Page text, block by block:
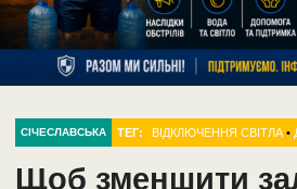
СІЧЕСЛАВСЬКА ТЕГ: ВІДКЛЮЧЕННЯ СВІТЛА •
Щоб зменшити